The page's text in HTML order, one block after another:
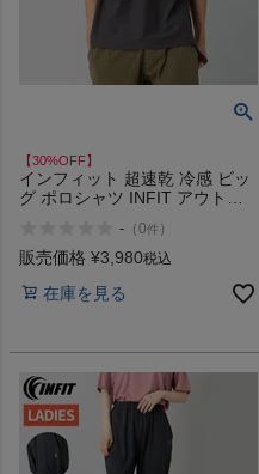
【30%OFF】
インフィット 超速乾 冷感 ビッ
グ ポロシャツ INFIT アウトレ
- （0件 ）
販売価格 ¥3,980税込
在庫を見る